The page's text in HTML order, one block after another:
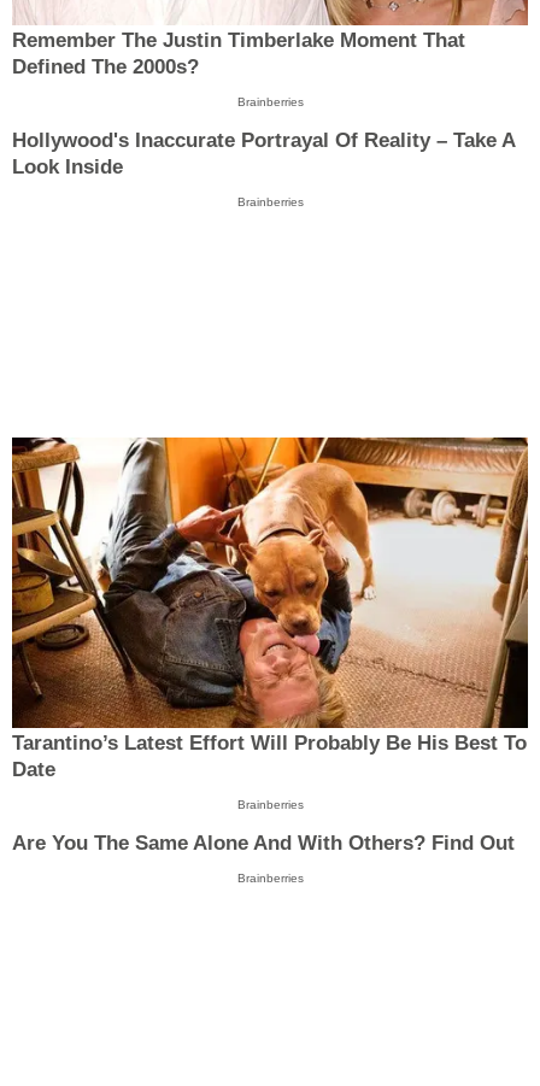
Remember The Justin Timberlake Moment That
Defined The 2000s?
Brainberries
Hollywood's Inaccurate Portrayal Of Reality – Take A
Look Inside
Brainberries
Tarantino’s Latest Effort Will Probably Be His Best To
Date
Brainberries
Are You The Same Alone And With Others? Find Out
Brainberries